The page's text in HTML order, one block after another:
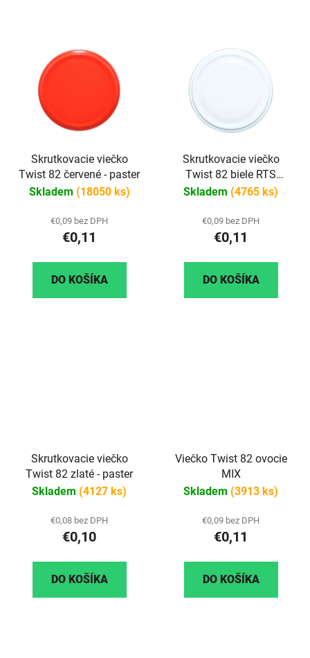
Skrutkovacie viečko
Twist 82 červené - paster
Skladem (18050 ks)
€0,09 bez DPH
€0,11
DO KOŠÍKA
Skrutkovacie viečko
Twist 82 biele RTS
paster
Skladem (4765 ks)
€0,09 bez DPH
€0,11
DO KOŠÍKA
Skrutkovacie viečko
Twist 82 zlaté - paster
Skladem (4127 ks)
€0,08 bez DPH
€0,10
DO KOŠÍKA
Viečko Twist 82 ovocie
MIX
Skladem (3913 ks)
€0,09 bez DPH
€0,11
DO KOŠÍKA